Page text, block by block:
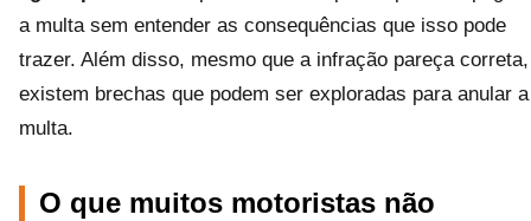
a multa sem entender as consequências que isso pode
trazer. Além disso, mesmo que a infração pareça correta,
existem brechas que podem ser exploradas para anular a
multa.
O que muitos motoristas não